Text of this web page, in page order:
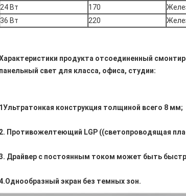
24 Вт
170
36 Вт
220
продукта отсоединенный
панельный свет для класса, офиса, студии:
1Ультратонкая конструкция толщиной всего 8 мм;
2. Противожелтеющий LGP ((светопроводящая
Драйвер с постоянным током может быть
экран без темных зон.